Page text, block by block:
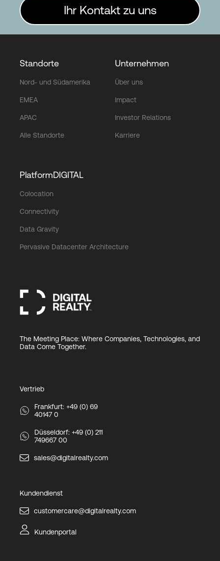
Ihr Kontakt zu uns
Standorte
Nord- und Südamerika
EMEA
APAC
Alle Standorte
Unternehmen
Über uns
Impact
Investor Relations
Karriere
PlatformDIGITAL
Colocation
Connectivity
Data Gravity
Pervasive Datacenter Architecture
The Meeting Place: Where Companies, Technologies, and
Data Come Together.
Vertrieb
Frankfurt: +49 (0) 69
40147 0
Düsseldorf: +49 (0) 211
749667 00
sales@digitalrealty.com
Kundendienst
customercare@digitalrealty.com
Kundenportal